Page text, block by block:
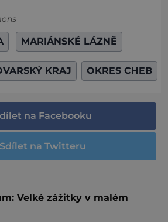
MARIÁNSKÉ LÁZNĚ
KRAJ OKRES CHEB
na Facebooku
Sdílet na Twitteru
Velké zážitky v malém